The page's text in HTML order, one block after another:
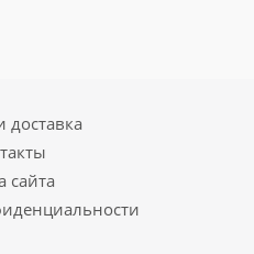
доставка
сайта